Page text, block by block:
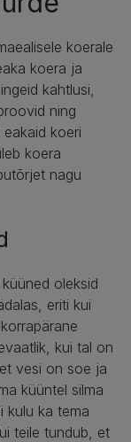
koerale
koera ja
kahtlusi,
ning
koeri
koera
nagu
oleksid
eriti kui
kui tal on
vesi on soe ja
küüntel silma
kulu ka tema
teile tundub, et